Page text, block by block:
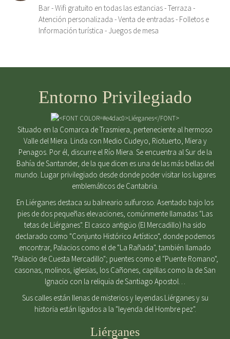
Bar - Wifi gratuito en todas las estancias - Terraza -
Atención personalizada - Venta de entradas - Folletos e
Información turística - Juegos de mesa
Entorno Privilegiado
Situado en la Comarca de Trasmiera, perteneciente al hermoso
Valle del Miera. Linda con Medio Cudeyo, Riotuerto, Miera y
Penagos. Por él, discurre el Río Miera. Se encuentra al Sur de la
Bahía de Santander, de la que dicen es una de las más bellas del
mundo. Lugar privilegiado desde donde poder visitar los lugares
emblemáticos de Cantabria.
En Liérganes destaca su balneario sulfuroso. Asentado bajo los
pies de dos pequeñas elevaciones, comúnmente llamadas "Las
tetas de Liérganes". El casco antigüo (El Mercadillo) ha sido
declarado como "Conjunto Histórico Artístico", donde podemos
encontrar, Palacios como el de "La Rañada", también llamado
"Palacio de Cuesta Mercadillo"; puentes como el "Puente Romano",
casonas, molinos, iglesias, los Cañones, capillas como la de San
Ignacio con la reliquia de Santiago Apostol…
Sus calles están llenas de misterios y leyendas.Liérganes y su
historia están ligados a la "leyenda del Hombre pez".
Liérganes